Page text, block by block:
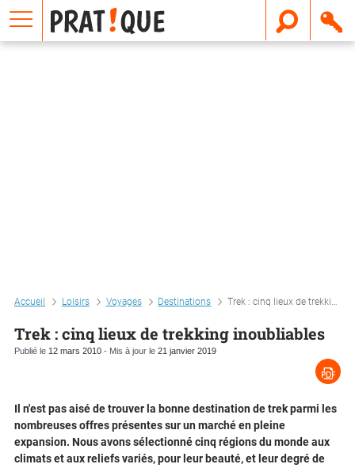
Accueil Loisirs Voyages Destinations Trek : cinq lieux de trekking inoubliables
Trek : cinq lieux de trekking inoubliables
Publié le 12 mars 2010 - Mis à jour le 21 janvier 2019
Il n'est pas aisé de trouver la bonne destination de trek parmi les
nombreuses offres présentes sur un marché en pleine
expansion. Nous avons sélectionné cinq régions du monde aux
climats et aux reliefs variés, pour leur beauté, et leur degré de
E
m
a